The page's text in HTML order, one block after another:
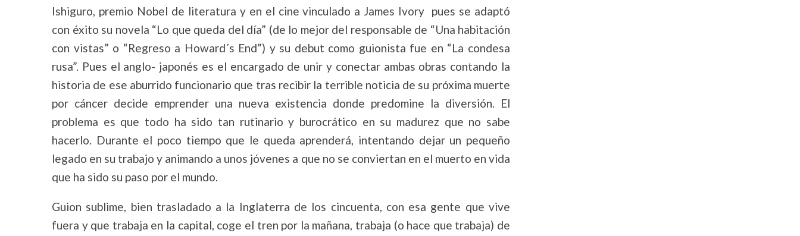
Ishiguro, premio Nobel de literatura y en el cine vinculado a James Ivory pues se adaptó
con éxito su novela “Lo que queda del día” (de lo mejor del responsable de “Una habitación
con vistas” o “Regreso a Howard´s End”) y su debut como guionista fue en “La condesa
rusa”. Pues el anglo- japonés es el encargado de unir y conectar ambas obras contando la
historia de ese aburrido funcionario que tras recibir la terrible noticia de su próxima muerte
por cáncer decide emprender una nueva existencia donde predomine la diversión. El
problema es que todo ha sido tan rutinario y burocrático en su madurez que no sabe
hacerlo. Durante el poco tiempo que le queda aprenderá, intentando dejar un pequeño
legado en su trabajo y animando a unos jóvenes a que no se conviertan en el muerto en vida
que ha sido su paso por el mundo.
Guion sublime, bien trasladado a la Inglaterra de los cincuenta, con esa gente que vive
fuera y que trabaja en la capital, coge el tren por la mañana, trabaja (o hace que trabaja) de